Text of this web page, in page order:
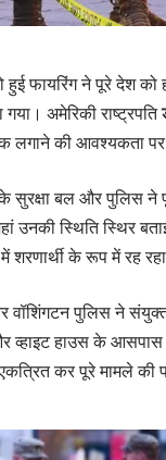
हुई फायरिंग ने पूरे देश
अमेरिकी राष्ट्रपति
लगाने की आवश्यकता पर
के सुरक्षा बल और पुलिस
उनकी स्थिति स्थिर
शरणार्थी के रूप में रह
पुलिस ने
व्हाइट हाउस के
कर पूरे मामले की